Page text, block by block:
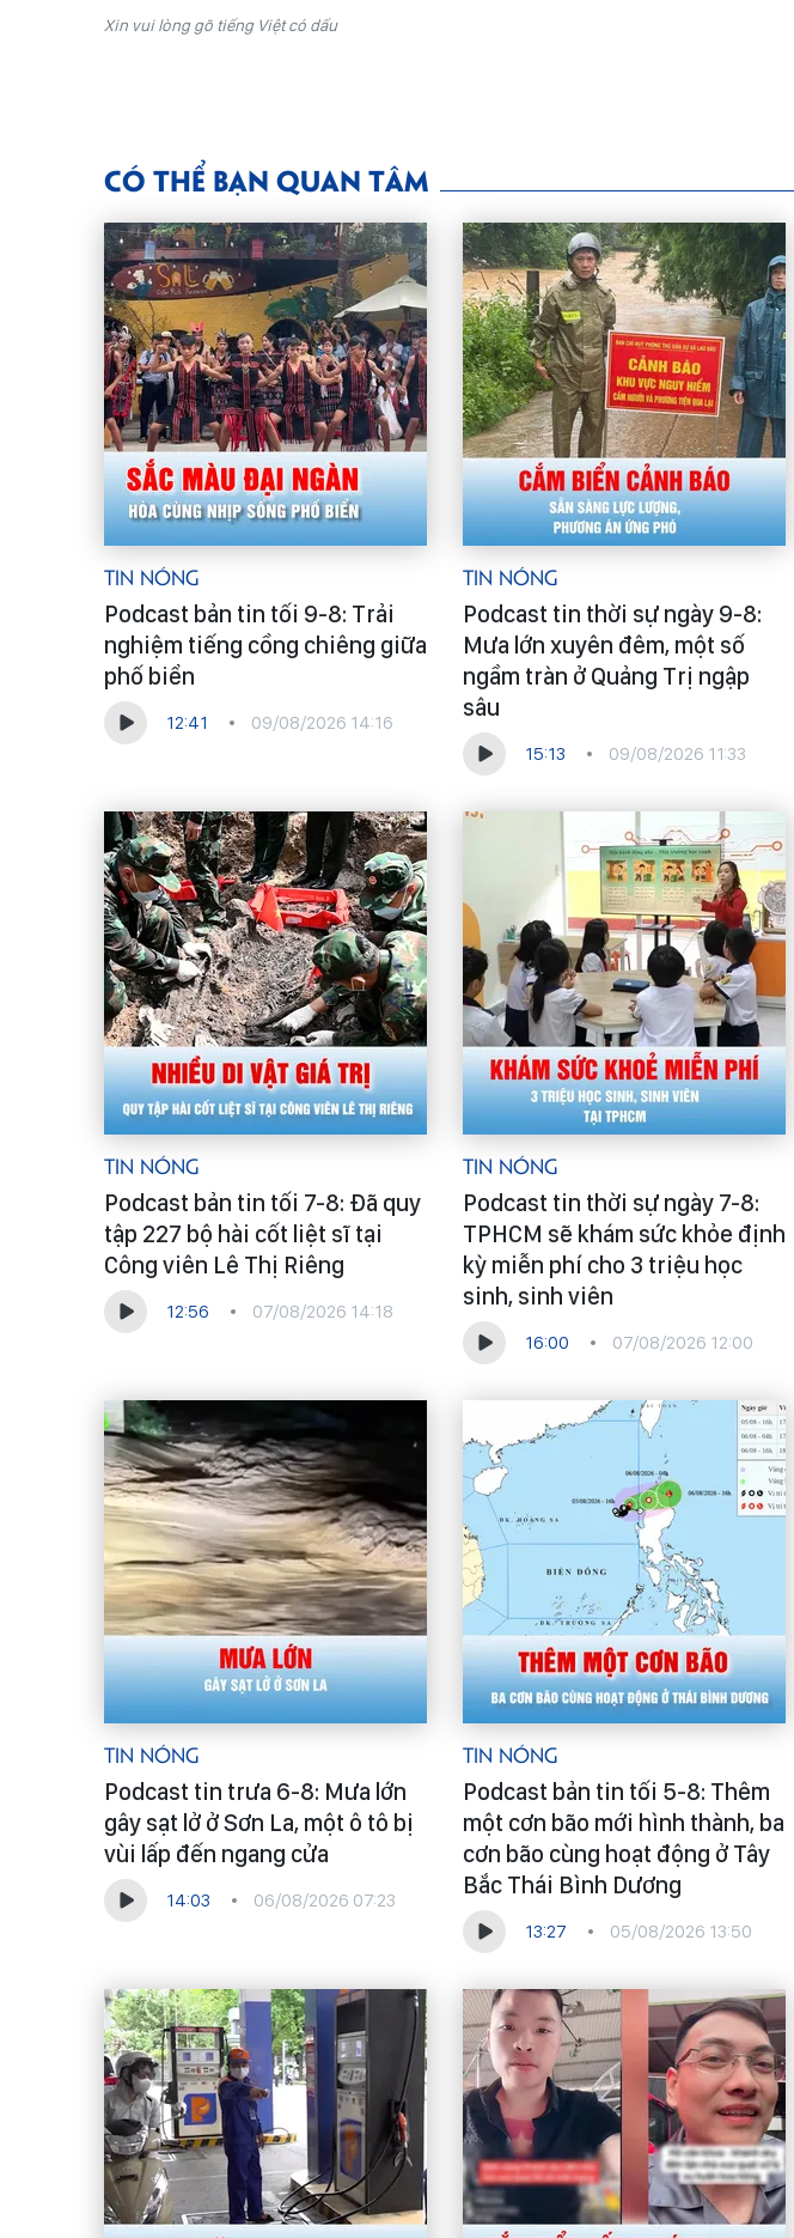
Xin vui lòng gõ tiếng Việt có dấu
CÓ THỂ BẠN QUAN TÂM
Tin Nóng
Podcast bản tin tối 9-8: Trải
nghiệm tiếng cồng chiêng giữa
phố biển
12:41 09/08/2026 14:16
Tin Nóng
Podcast tin thời sự ngày 9-8:
Mưa lớn xuyên đêm, một số
ngầm tràn ở Quảng Trị ngập
sâu
15:13 09/08/2026 11:33
Tin Nóng
Podcast bản tin tối 7-8: Đã quy
tập 227 bộ hài cốt liệt sĩ tại
Công viên Lê Thị Riêng
12:56 07/08/2026 14:18
Tin Nóng
Podcast tin thời sự ngày 7-8:
TPHCM sẽ khám sức khỏe định
kỳ miễn phí cho 3 triệu học
sinh, sinh viên
16:00 07/08/2026 12:00
Tin Nóng
Podcast tin trưa 6-8: Mưa lớn
gây sạt lở ở Sơn La, một ô tô bị
vùi lấp đến ngang cửa
14:03 06/08/2026 07:23
Tin Nóng
Podcast bản tin tối 5-8: Thêm
một cơn bão mới hình thành, ba
cơn bão cùng hoạt động ở Tây
Bắc Thái Bình Dương
13:27 05/08/2026 13:50